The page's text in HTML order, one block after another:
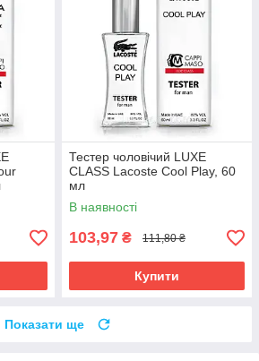
Тестер чоловічий LUXE
CLASS Lacoste Cool Play, 60
мл
В наявності
103,97 ₴ 111,80 ₴
Купити
Показати ще